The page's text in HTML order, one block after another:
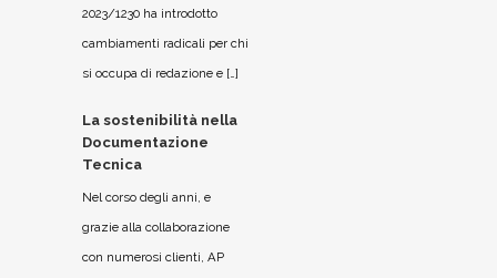
2023/1230 ha introdotto
cambiamenti radicali per chi
si occupa di redazione e […]
La sostenibilità nella
Documentazione
Tecnica
Nel corso degli anni, e
grazie alla collaborazione
con numerosi clienti, AP